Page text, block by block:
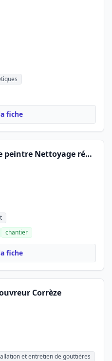
fiche
Couvreur 19 Couverture peintre Nettoyage rénovation toiture Peinture façade Corrèze Brive-la-Gaillarde
chantier
fiche
Corrèze
et entretien de gouttières